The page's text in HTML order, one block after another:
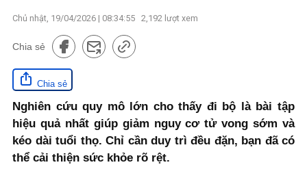
Chủ nhật, 19/04/2026 | 08:34:55 2,192 lượt xem
Chia sẻ
Chia sẻ
Nghiên cứu quy mô lớn cho thấy đi bộ là bài tập
hiệu quả nhất giúp giảm nguy cơ tử vong sớm và
kéo dài tuổi thọ. Chỉ cần duy trì đều đặn, bạn đã có
thể cải thiện sức khỏe rõ rệt.